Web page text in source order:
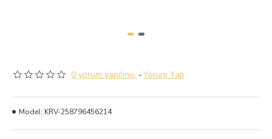
0 yorum yapılmış. -Yorum Yap
Model: KRV-258796456214